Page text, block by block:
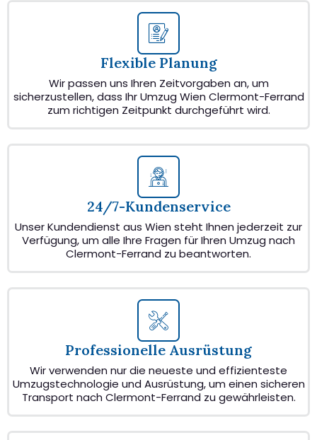
Flexible Planung
Wir passen uns Ihren Zeitvorgaben an, um
sicherzustellen, dass Ihr Umzug Wien Clermont-Ferrand
zum richtigen Zeitpunkt durchgeführt wird.
24/7-Kundenservice
Unser Kundendienst aus Wien steht Ihnen jederzeit zur
Verfügung, um alle Ihre Fragen für Ihren Umzug nach
Clermont-Ferrand zu beantworten.
Professionelle Ausrüstung
Wir verwenden nur die neueste und effizienteste
Umzugstechnologie und Ausrüstung, um einen sicheren
Transport nach Clermont-Ferrand zu gewährleisten.